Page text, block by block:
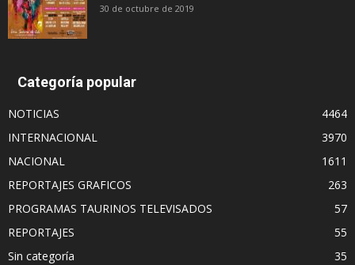
30 de octubre de 2019
Categoría popular
NOTICIAS
4464
INTERNACIONAL
3970
NACIONAL
1611
REPORTAJES GRAFICOS
263
PROGRAMAS TAURINOS TELEVISADOS
57
REPORTAJES
55
Sin categoría
35